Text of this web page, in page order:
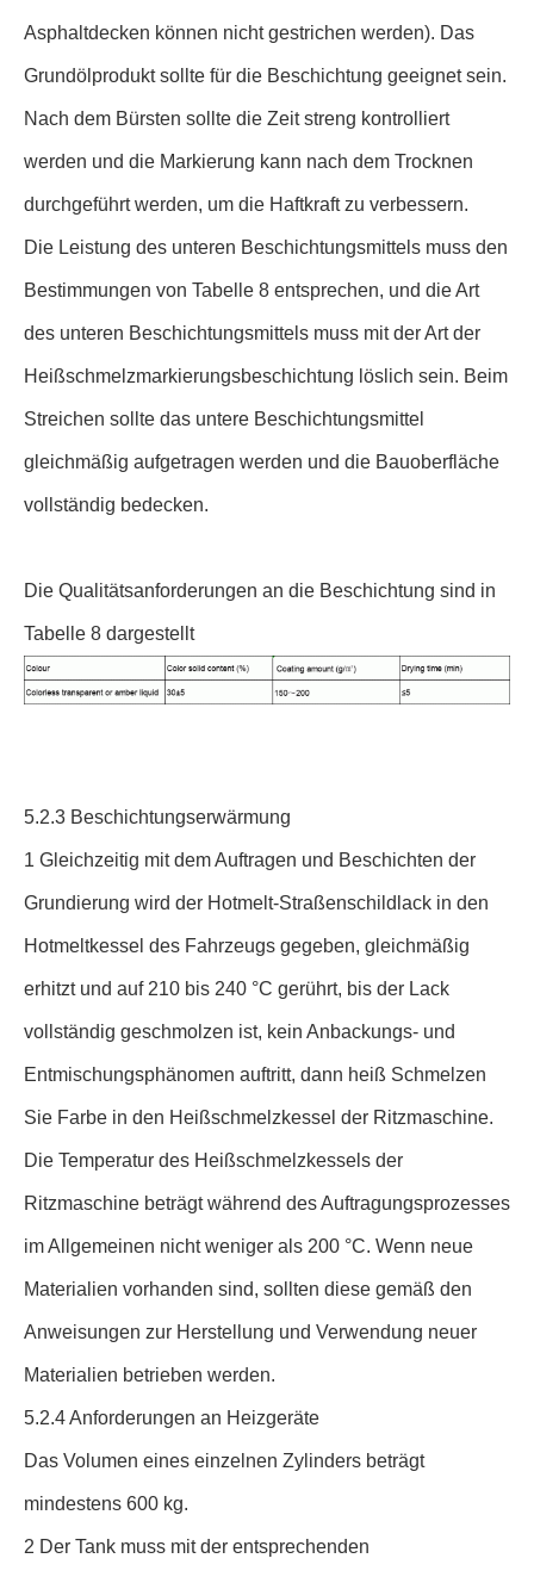
Asphaltdecken können nicht gestrichen werden). Das
Grundölprodukt sollte für die Beschichtung geeignet sein.
Nach dem Bürsten sollte die Zeit streng kontrolliert
werden und die Markierung kann nach dem Trocknen
durchgeführt werden, um die Haftkraft zu verbessern.
Die Leistung des unteren Beschichtungsmittels muss den
Bestimmungen von Tabelle 8 entsprechen, und die Art
des unteren Beschichtungsmittels muss mit der Art der
Heißschmelzmarkierungsbeschichtung löslich sein. Beim
Streichen sollte das untere Beschichtungsmittel
gleichmäßig aufgetragen werden und die Bauoberfläche
vollständig bedecken.
Die Qualitätsanforderungen an die Beschichtung sind in
Tabelle 8 dargestellt
5.2.3 Beschichtungserwärmung
1 Gleichzeitig mit dem Auftragen und Beschichten der
Grundierung wird der Hotmelt-Straßenschildlack in den
Hotmeltkessel des Fahrzeugs gegeben, gleichmäßig
erhitzt und auf 210 bis 240 °C gerührt, bis der Lack
vollständig geschmolzen ist, kein Anbackungs- und
Entmischungsphänomen auftritt, dann heiß Schmelzen
Sie Farbe in den Heißschmelzkessel der Ritzmaschine.
Die Temperatur des Heißschmelzkessels der
Ritzmaschine beträgt während des Auftragungsprozesses
im Allgemeinen nicht weniger als 200 °C. Wenn neue
Materialien vorhanden sind, sollten diese gemäß den
Anweisungen zur Herstellung und Verwendung neuer
Materialien betrieben werden.
5.2.4 Anforderungen an Heizgeräte
Das Volumen eines einzelnen Zylinders beträgt
mindestens 600 kg.
2 Der Tank muss mit der entsprechenden